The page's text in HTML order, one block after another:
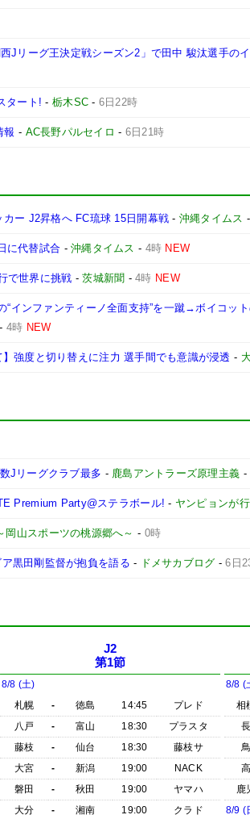
Jリーグ王決定戦シーズン2」で田中 駿汰選手の
タート! -栃木SC - 6日22時
報 - AC長野パルセイロ - 6日21時
ー J2昇格へ FC琉球 15日開幕戦- 沖縄タイムス
に代替試合 -沖縄タイムス - 4時 NEW
で世界に挑戦 -茨城新聞 -4時 NEW
“インファンティーノ全面支持”を一蹴→ボイコッ
- 4時 NEW
強度と切り替えに注力 選手間でも意識が浸透 -
Jリーグクラブ最多 - 鹿島アントラーズ原理主義 -
Premium Party@ステラボール! - ヤンピョンが
岡山スポーツの桃源郷へ～ - 0時
黒田剛監督が抱負を語る - ドメサカブログ -6日
J2
第1節
8/8 (土)
札幌
- 徳島 14:45
プレド
八戸
- 富山 18:30
プラスタ
藤枝
- 仙台 18:30
藤枝サ
大宮
- 新潟 19:00
NACK
磐田
- 秋田 19:00
ヤマハ
大分
- 湘南 19:00
クラド
8/8 (
相
鹿
8/9 (